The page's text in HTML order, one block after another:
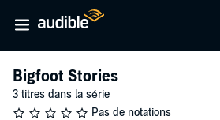
Bigfoot Stories
3 titres dans la série
Pas de notations